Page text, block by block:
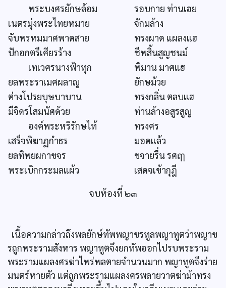
พระบงศรยักษล้อม
รอบกาย ท่านเฮย
เนตรมุ่งพระไทยหมาย
จักมล้าง
จับพรหมมาศพาดสาย
ทรงผาด แผลงแฮ
ปักอกตรีเศียรร้าง
ชีพสิ้นสูญชนม์
เทเวศรนางฟ้าทุก
พิมาน มาศแฮ
ยลพระราเมศผลาญ
ยักษม้วย
ต่างโปรยบุษบาบาน
ทรงกลิ่น ตลบแฮ
มีจิดรโสมนัศด้วย
ท่านล้างอสูรสูญ
องค์พระหริรักษไท้
ทรงศร
เสร็จพิฆาฏกำธร
มอดแล้ว
ยลทิพยผกาขจร
ขจายรื่น รศฤๅ
พระเบิกกระมลแผ้ว
เสดจเข้ากุฎี
จบห้องที่ ๒๓
เนื้อความกล่าวถึงพลยักษ์ทัพพญาขรทูลพญาทูตว่าพญาข
รถูกพระรามสังหาร พญาทูตจึงยกทัพออกไปรบพระราม
พระรามแผลงศรฆ่าไพร่พลตายจำนวนมาก พญาทูตจึงร่าย
มนตร์หายตัว แต่ถูกพระรามแผลงศรพลายวาตฆ่าม้าทรง